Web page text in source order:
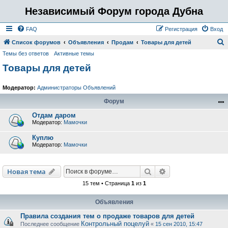
Независимый Форум города Дубна
FAQ Вход
Регистрация
Список форумов Объявления Продам Товары для детей
Темы без ответов Активные темы
Товары для детей
Модератор: Администраторы Объявлений
Форум
Отдам даром
Модератор: Мамочки
Куплю
Модератор: Мамочки
Новая тема Поиск
15 тем • Страница 1из 1
Объявления
Правила создания тем о продаже товаров для детей
Последнее сообщение Контрольный поцелуй « 15 сен 2010, 15:47